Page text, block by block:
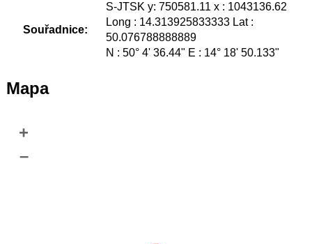
Souřadnice:
S-JTSK y: 750581.11 x : 1043136.62
Long : 14.313925833333 Lat :
50.076788888889
N : 50° 4' 36.44" E : 14° 18' 50.133"
Mapa
+
–